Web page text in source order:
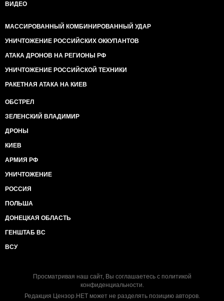
ВИДЕО
МАССИРОВАННЫЙ КОМБИНИРОВАННЫЙ УДАР
УНИЧТОЖЕНИЕ РОССИЙСКИХ ОККУПАНТОВ
АТАКА ДРОНОВ НА РЕГИОНЫ РФ
УНИЧТОЖЕНИЕ РОССИЙСКОЙ ТЕХНИКИ
РАКЕТНАЯ АТАКА НА КИЕВ
ОБСТРЕЛ
ЗЕЛЕНСКИЙ ВЛАДИМИР
ДРОНЫ
КИЕВ
АРМИЯ РФ
УНИЧТОЖЕНИЕ
РОССИЯ
ПОЛЬША
ДОНЕЦКАЯ ОБЛАСТЬ
ГЕНШТАБ ВС
ВСУ
Просматривая наш сайт, Вы соглашаетесь с политикой
конфиденциальности.
Редакция Цензор.НЕТ может не разделять позицию авторов.